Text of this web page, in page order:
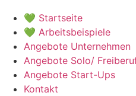
💚 Startseite
💚 Arbeitsbeispiele
Angebote Unternehmen
Angebote Solo/
Angebote Start-Ups
Kontakt